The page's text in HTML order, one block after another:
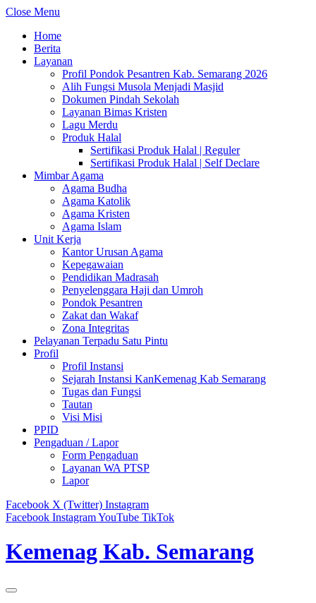
Close Menu
Home
Berita
Layanan
Profil Pondok Pesantren Kab. Semarang 2026
Alih Fungsi Musola Menjadi Masjid
Dokumen Pindah Sekolah
Layanan Bimas Kristen
Lagu Merdu
Produk Halal
Sertifikasi Produk Halal | Reguler
Sertifikasi Produk Halal | Self Declare
Mimbar Agama
Agama Budha
Agama Katolik
Agama Kristen
Agama Islam
Unit Kerja
Kantor Urusan Agama
Kepegawaian
Pendidikan Madrasah
Penyelenggara Haji dan Umroh
Pondok Pesantren
Zakat dan Wakaf
Zona Integritas
Pelayanan Terpadu Satu Pintu
Profil
Profil Instansi
Sejarah Instansi KanKemenag Kab Semarang
Tugas dan Fungsi
Tautan
Visi Misi
PPID
Pengaduan / Lapor
Form Pengaduan
Layanan WA PTSP
Lapor
Facebook X (Twitter) Instagram
Facebook InstagramYouTube TikTok
Kemenag Kab. Semarang